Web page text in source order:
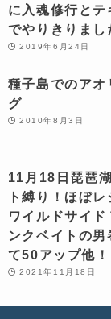
に入魂修行と
でやりきりまし
2019年6月24日
種子島でのア
グ
2010年8月3日
11月18日琵琶
ト縛り！ほぼ
ワイルドサイ
ンクベイトの
て50アップ他！
2021年11月18日